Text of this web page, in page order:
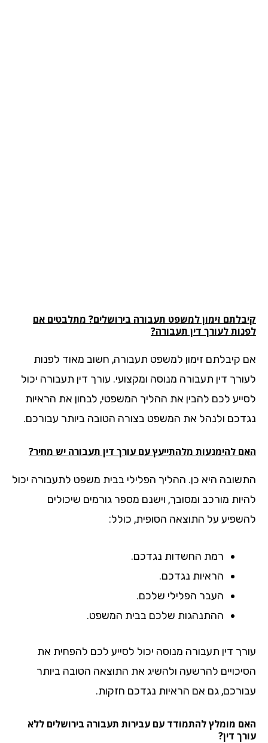
זימון למשפטתעבורהבירושלים? מתלבטים אם
לעורך דין תעבורה?
קיבלתם זימון למשפט תעבורה, חשוב מאוד לפנות
דין תעבורה מנוסה ומקצועי. עורך דין תעבורה יכול
לכם להבין את ההליך המשפטי, לבחון את הראיות
ולנהל את המשפט בצורה הטובה ביותר עבורכם.
להימנעות מלהתייעץ עם עורך דין תעבורה יש מחיר?
היא כן. ההליך הפלילי בבית משפט לתעבורה יכול
מורכב ומסובך, וישנם מספר גורמים שיכולים
על התוצאה הסופית, כולל:
רמת החשדות נגדכם.
הראיות נגדכם.
העבר הפלילי שלכם.
ההתנהגות שלכם בבית המשפט.
דין תעבורה מנוסה יכול לסייע לכם להפחית את
להרשעה ולהשיג את התוצאה הטובה ביותר
גם אם הראיות נגדכם חזקות.
מומלץ להתמודד עם עבירות תעבורה בירושלים ללא
דין?